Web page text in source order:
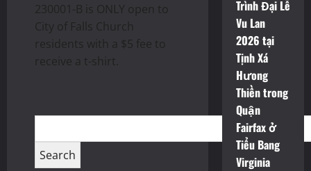
230001-B is ONLY open to
City of Falls Church
residents with a $5 fee to
receive a t-shirt.
Trình Đại Lễ
Vu Lan
2026 tại
Tịnh Xá
Hưong
Thiền trong
Quận
Fairfax ở
Tiểu Bang
Virginia